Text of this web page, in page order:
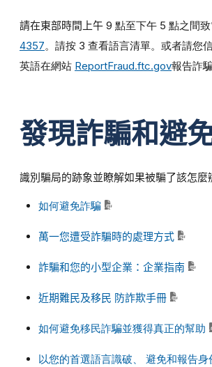
請在東部時間上午 9 點至下午 5 點之間
4357。請按 3 查看語言清單。或者請您
英語在網站 ReportFraud.ftc.gov報告詐騙
發現詐騙和避
識別騙局的跡象並瞭解如果被騙了該怎麼
如何避免詐騙
萬一您遭受詐騙時的處理方式
詐騙和您的小型企業：企業指南
近期難民及移民 防詐欺手冊
如何避免移民詐騙並獲得真正的幫助
以您的首選語言識破、 避免和報告